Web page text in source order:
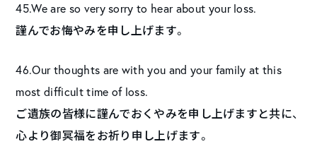
45.We are so very sorry to hear about your loss.
謹んでお悔やみを申し上げます。
46.Our thoughts are with you and your family at this
most difficult time of loss.
ご遺族の皆様に謹んでおくやみを申し上げますと共に、
心より御冥福をお祈り申し上げます。